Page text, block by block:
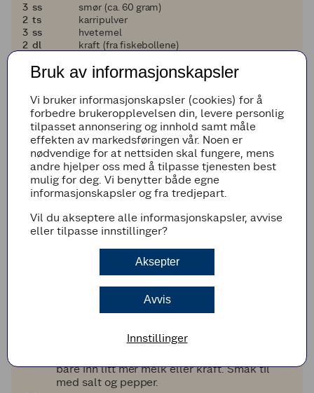
3
3 ss
smør (ca. 60 gram)
2
2 ts
karripulver
3
3 ss
hvetemel
2
2 dl
kraft (fra fiskebollene)
ts salt og pepper (smak til)
Legg til i handleliste
Fremgangsmetode
Varm opp fiskebollene og kok potetene til de
brokkolien mør, og sprøstek baconet.
HVIT SAUS MED KARRI
Smelt smøret i en liten kjele på middels
varme. Tilsett karri og hvetemel og visp godt
til en jevn masse.
noen minutter til den blir jevn og fin.
bare inn litt mer melk eller kraft. Smak til
med salt og pepper.
Bruk av informasjonskapsler
Vi bruker informasjonskapsler (cookies) for å
forbedre brukeropplevelsen din, levere personlig
tilpasset annonsering og innhold samt måle
effekten av markedsføringen vår. Noen er
nødvendige for at nettsiden skal fungere, mens
andre hjelper oss med å tilpasse tjenesten best
mulig for deg. Vi benytter både egne
informasjonskapsler og fra tredjepart.
Vil du akseptere alle informasjonskapsler, avvise
eller tilpasse innstillinger?
Aksepter
Avvis
Innstillinger